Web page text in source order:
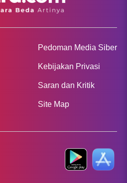
Pedoman Media Siber
Kebijakan Privasi
Saran dan Kritik
Site Map